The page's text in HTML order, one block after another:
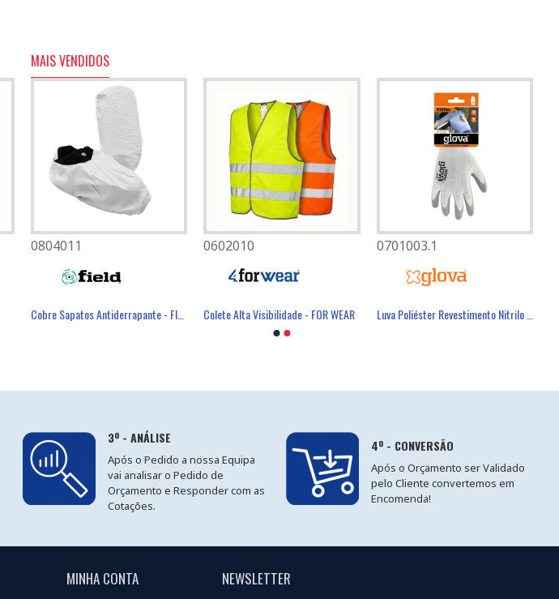
MAIS VENDIDOS
0804011
Cobre Sapatos Antiderrapante - FIELD
0602010
Colete Alta Visibilidade - FOR WEAR
0701003.1
Luva Poliéster Revestimento Nitrilo Cinzento - GLOVA
3º - ANÁLISE
Após o Pedido a nossa Equipa
vai analisar o Pedido de
Orçamento e Responder com as
Cotações.
4º - CONVERSÃO
Após o Orçamento ser Validado
pelo Cliente convertemos em
Encomenda!
MINHA CONTA NEWSLETTER